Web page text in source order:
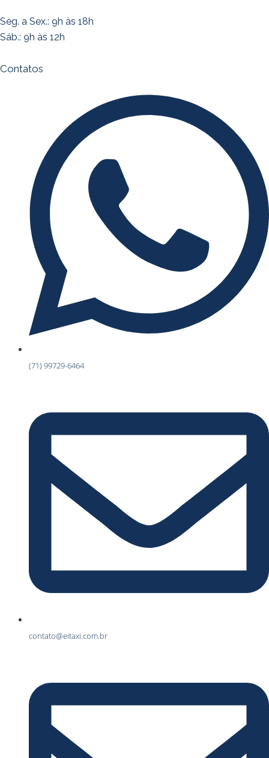
Seg. a Sex.: 9h às 18h
Sáb.: 9h às 12h
Contatos
(71) 99729-6464
contato@eitaxi.com.br